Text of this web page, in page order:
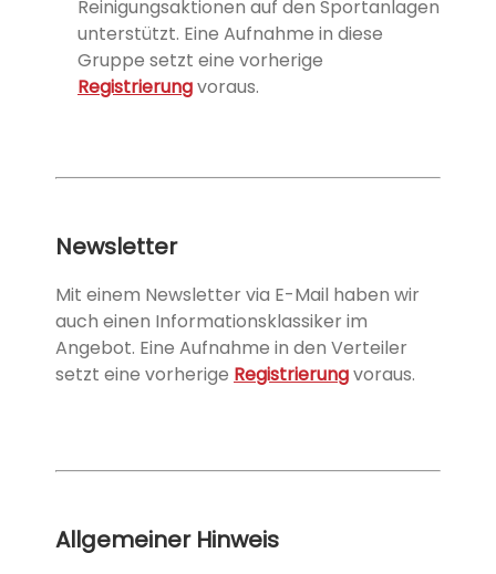
Reinigungsaktionen auf den Sportanlagen
unterstützt. Eine Aufnahme in diese
Gruppe setzt eine vorherige
Registrierungvoraus.
Newsletter
Mit einem Newsletter via E-Mail haben wir
auch einen Informationsklassiker im
Angebot. Eine Aufnahme in den Verteiler
setzt eine vorherige Registrierungvoraus.
Allgemeiner Hinweis